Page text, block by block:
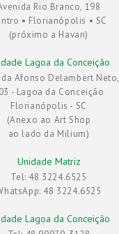
Rio Branco, 198
• Florianópolis • SC
(próximo a Havan)
Lagoa da Conceição
Afonso Delambert Neto,
- Lagoa da Conceição
Florianópolis - SC
(Anexo ao Art Shop
ao lado da Milium)
Unidade Matriz
Tel: 48 3224.6525
48 3224.6525
Lagoa da Conceição